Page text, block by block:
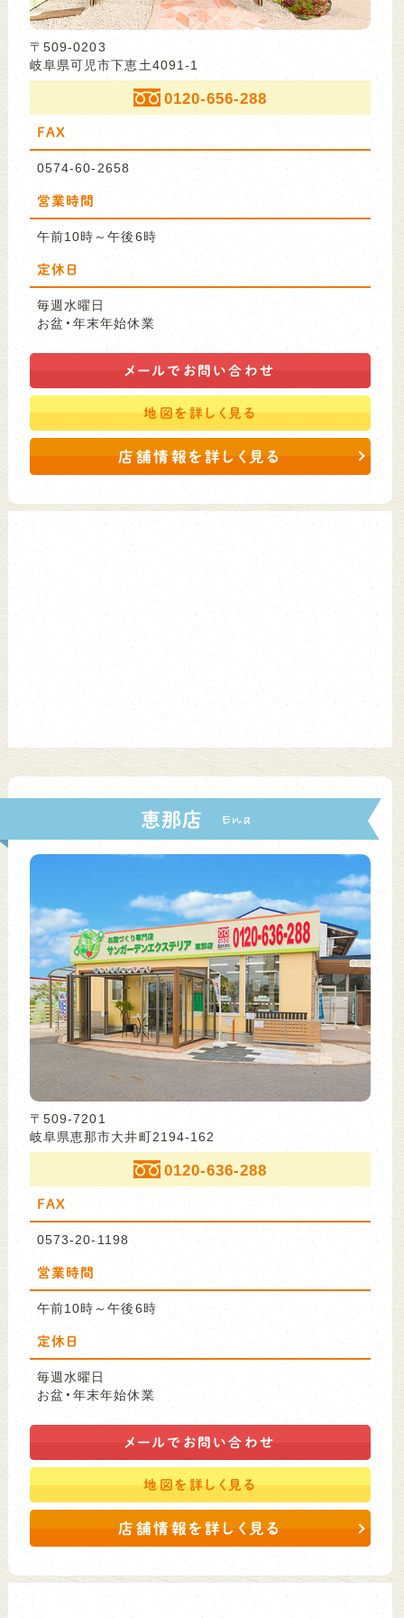
〒509-0203
岐阜県可児市下恵土4091-1
0120-656-288
FAX
0574-60-2658
営業時間
午前10時～午後6時
定休日
毎週水曜日
お盆・年末年始休業
メールで お問い合わせ
地図を詳しく見る
店舗情報を詳しく見る
恵那店
〒509-7201
岐阜県恵那市大井町2194-162
0120-636-288
FAX
0573-20-1198
営業時間
午前10時～午後6時
定休日
毎週水曜日
お盆・年末年始休業
メールで お問い合わせ
地図を詳しく見る
店舗情報を詳しく見る